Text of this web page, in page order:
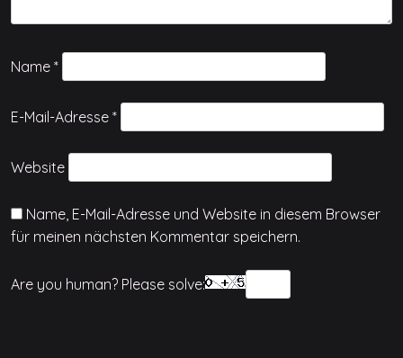
Name *
E-Mail-Adresse *
Website
Name, E-Mail-Adresse und Website in diesem Browser
für meinen nächsten Kommentar speichern.
Are you human? Please solve: